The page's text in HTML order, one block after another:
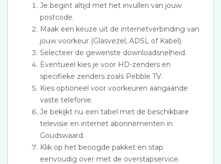
Je begint altijd met het invullen van jouw
postcode.
Maak een keuze uit de internetverbinding van
jouw voorkeur (Glasvezel, ADSL of Kabel).
Selecteer de gewenste downloadsnelheid.
Eventueel kies je voor HD-zenders en
specifieke zenders zoals Pebble TV.
Kies optioneel voor voorkeuren aangaande
vaste telefonie.
Je bekijkt nu een tabel met de beschikbare
televisie en internet abonnementen in
Goudswaard.
Klik op het beoogde pakket en stap
eenvoudig over met de overstapservice.